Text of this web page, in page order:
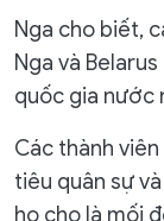
Nga cho biết,
Nga và
quốc gia nước
Các thành
tiêu quân sự
họ cho là mối